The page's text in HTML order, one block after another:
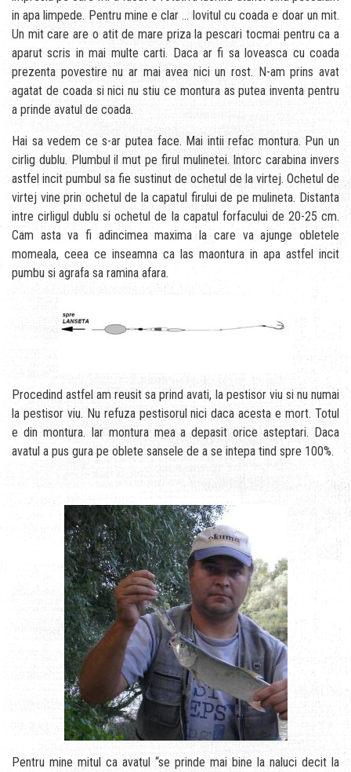
in apa limpede. Pentru mine e clar … lovitul cu coada e doar un mit.
Un mit care are o atit de mare priza la pescari tocmai pentru ca a
aparut scris in mai multe carti. Daca ar fi sa loveasca cu coada
prezenta povestire nu ar mai avea nici un rost. N-am prins avat
agatat de coada si nici nu stiu ce montura as putea inventa pentru
a prinde avatul de coada.
Hai sa vedem ce s-ar putea face. Mai intii refac montura. Pun un
cirlig dublu. Plumbul il mut pe firul mulinetei. Intorc carabina invers
astfel incit pumbul sa fie sustinut de ochetul de la virtej. Ochetul de
virtej vine prin ochetul de la capatul firului de pe mulineta. Distanta
intre cirligul dublu si ochetul de la capatul forfacului de 20-25 cm.
Cam asta va fi adincimea maxima la care va ajunge obletele
momeala, ceea ce inseamna ca las maontura in apa astfel incit
pumbu si agrafa sa ramina afara.
Procedind astfel am reusit sa prind avati, la pestisor viu si nu numai
la pestisor viu. Nu refuza pestisorul nici daca acesta e mort. Totul
e din montura. Iar montura mea a depasit orice asteptari. Daca
avatul a pus gura pe oblete sansele de a se intepa tind spre 100%.
Pentru mine mitul ca avatul “se prinde mai bine la naluci decit la